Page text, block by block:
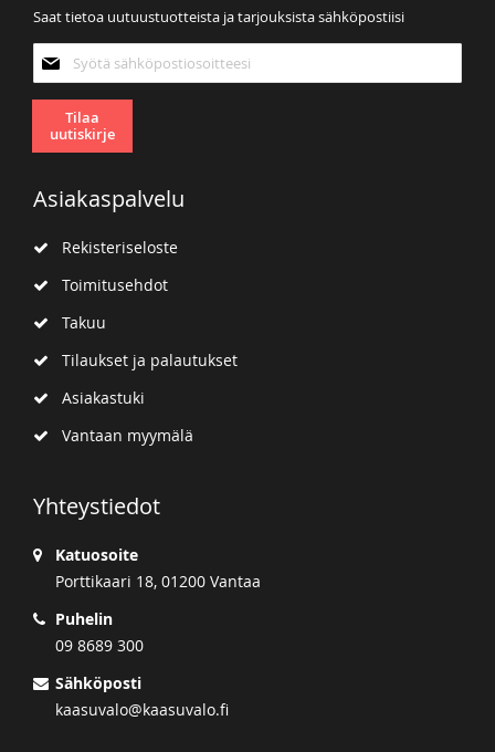
Saat tietoa uutuustuotteista ja tarjouksista sähköpostiisi
uutiskirjeemme:
Tilaa
uutiskirje
Asiakaspalvelu
Rekisteriseloste
Toimitusehdot
Takuu
Tilaukset ja palautukset
Asiakastuki
Vantaan myymälä
Yhteystiedot
Katuosoite
Porttikaari 18, 01200 Vantaa
Puhelin
09 8689 300
Sähköposti
kaasuvalo@kaasuvalo.fi